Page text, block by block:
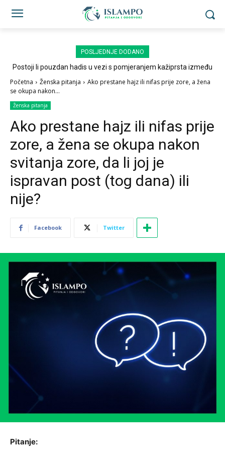
POSLJEDNJE DODANO
Postoji li pouzdan hadis u vezi s pomjeranjem kažiprsta između
Početna Ženska pitanja
Ako prestane hajz ili nifas prije zore, a žena
se okupa nakon...
Ženska pitanja
Ako prestane hajz ili nifas prije
zore, a žena se okupa nakon
svitanja zore, da li joj je
ispravan post (tog dana) ili
nije?
Facebook Twitter
Pitanje: